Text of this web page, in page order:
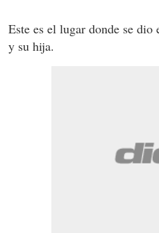
Este es el lugar donde se
y su hija.